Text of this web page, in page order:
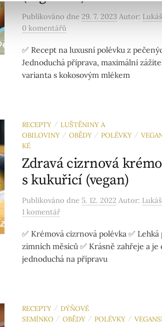
Publikováno dne 29. 7. 2023 Autor:
0 komentářů
✅ Recept na luxusní polévku z
Jednoduchá příprava, maximální
varianta s kokosovým mlékem
RECEPTY / LUŠTĚNINY A
OBILOVINY / OBĚDY / POLÉVKY /
KÉ
Zdravá cizrnová
s kukuřicí (vegan)
Publikováno dne 5. 12. 2022 Autor:
1 komentář
✅ Krémová cizrnová polévka ✅
zimních měsíců ✅ Krásně zahřeje a
jednoduchá na přípravu
RECEPTY / DÝŇOVÉ
SEMÍNKO / OBĚDY / POLÉVKY /